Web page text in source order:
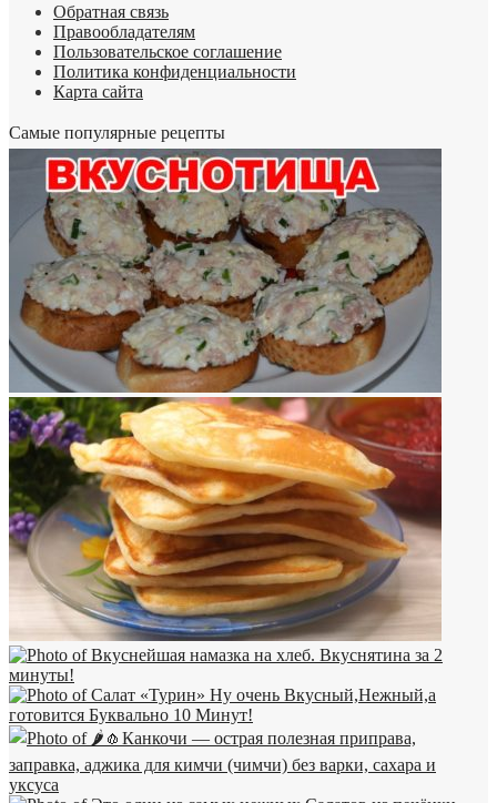
Обратная связь
Правообладателям
Пользовательское соглашение
Политика конфиденциальности
Карта сайта
Самые популярные рецепты